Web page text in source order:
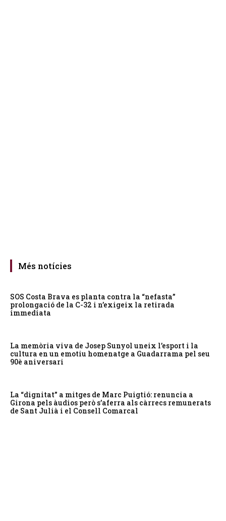
Més notícies
SOS Costa Brava es planta contra la “nefasta”
prolongació de la C-32 i n’exigeix la retirada
immediata
La memòria viva de Josep Sunyol uneix l’esport i la
cultura en un emotiu homenatge a Guadarrama pel seu
90è aniversari
La “dignitat” a mitges de Marc Puigtió: renuncia a
Girona pels àudios però s’aferra als càrrecs remunerats
de Sant Julià i el Consell Comarcal